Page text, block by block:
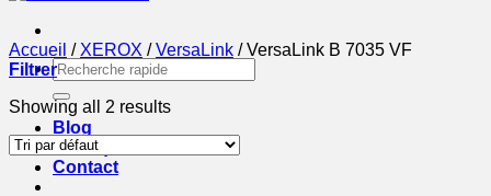
Recherche
pour :
Blog
Boutique
Contact
Accueil / XEROX / VersaLink /VersaLink B 7035 VF
Filtrer
Showing all 2 results